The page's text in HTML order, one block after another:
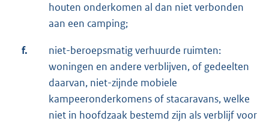
houten onderkomen al dan niet verbonden
aan een camping;
f.
niet-beroepsmatig verhuurde ruimten:
woningen en andere verblijven, of gedeelten
daarvan, niet-zijnde mobiele
kampeeronderkomens of stacaravans, welke
niet in hoofdzaak bestemd zijn als verblijf voor